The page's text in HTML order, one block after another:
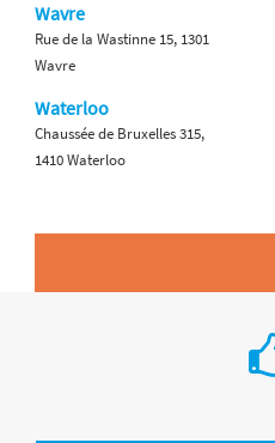
Wavre
Rue de la Wastinne 15, 1301
Wavre
Waterloo
Chaussée de Bruxelles 315,
1410 Waterloo